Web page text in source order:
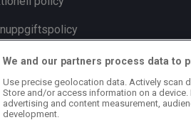
We and our partners process data to
Use precise geolocation data. Actively scan
Store and/or access information on a
advertising and content measurement,
development.